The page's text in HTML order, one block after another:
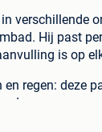
verschillende
Hij past
is op
en regen: deze
de zon en